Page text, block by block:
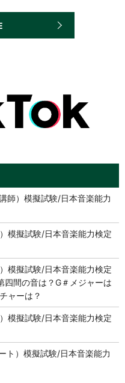
師）模擬試験/日本音楽能力
模擬試験/日本音楽能力検定
模擬試験/日本音楽能力検定
間の音は？G＃メジャーは
ャーは？
模擬試験/日本音楽能力検定
ト）模擬試験/日本音楽能力